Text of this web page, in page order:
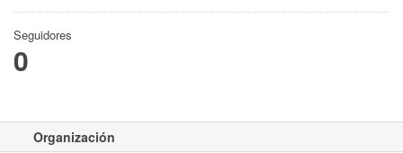
Seguidores
0
Organización